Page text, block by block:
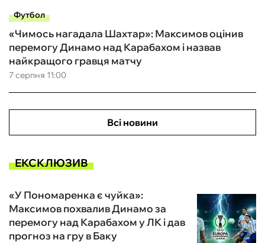
Футбол
7 серпня 11:00
«Чимось нагадала Шахтар»: Максимов оцінив
перемогу Динамо над Карабахом і назвав
найкращого гравця матчу
Всі новини
ЕКСКЛЮЗИВ
«У Пономаренка є чуйка»:
Максимов похвалив Динамо за
перемогу над Карабахом у ЛК і дав
прогноз на гру в Баку